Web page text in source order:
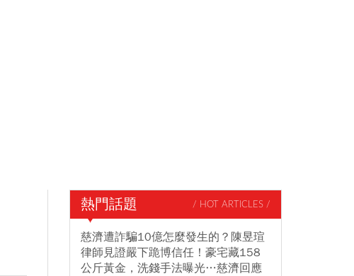
熱門話題 / HOT ARTICLES /
慈濟遭詐騙10億怎麼發生的？陳昱瑄
律師見證嚴下跪博信任！豪宅藏158
公斤黃金，洗錢手法曝光…慈濟回應